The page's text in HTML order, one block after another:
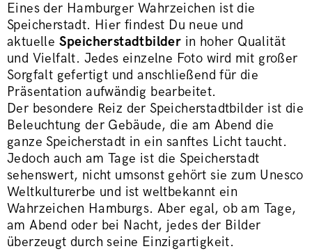
Eines der Hamburger Wahrzeichen ist die
Speicherstadt. Hier findest Du neue und
aktuelle Speicherstadtbilder in hoher Qualität
und Vielfalt. Jedes einzelne Foto wird mit großer
Sorgfalt gefertigt und anschließend für die
Präsentation aufwändig bearbeitet.
Der besondere Reiz der Speicherstadtbilder ist die
Beleuchtung der Gebäude, die am Abend die
ganze Speicherstadt in ein sanftes Licht taucht.
Jedoch auch am Tage ist die Speicherstadt
sehenswert, nicht umsonst gehört sie zum Unesco
Weltkulturerbe und ist weltbekannt ein
Wahrzeichen Hamburgs. Aber egal, ob am Tage,
am Abend oder bei Nacht, jedes der Bilder
überzeugt durch seine Einzigartigkeit.